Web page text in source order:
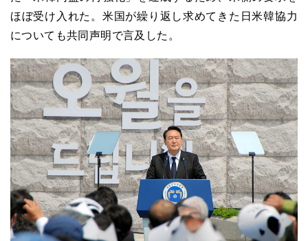
ほぼ受け入れた。米国が繰り返し求めてきた日米韓協力
についても共同声明で言及した。